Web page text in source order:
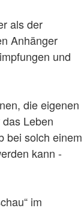
als der
Anhänger
und
die eigenen
Leben
bei solch einem
kann -
im